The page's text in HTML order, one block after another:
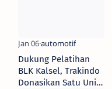
Dukung Pelatihan
BLK Kalsel, Trakindo
Donasikan Satu Unit